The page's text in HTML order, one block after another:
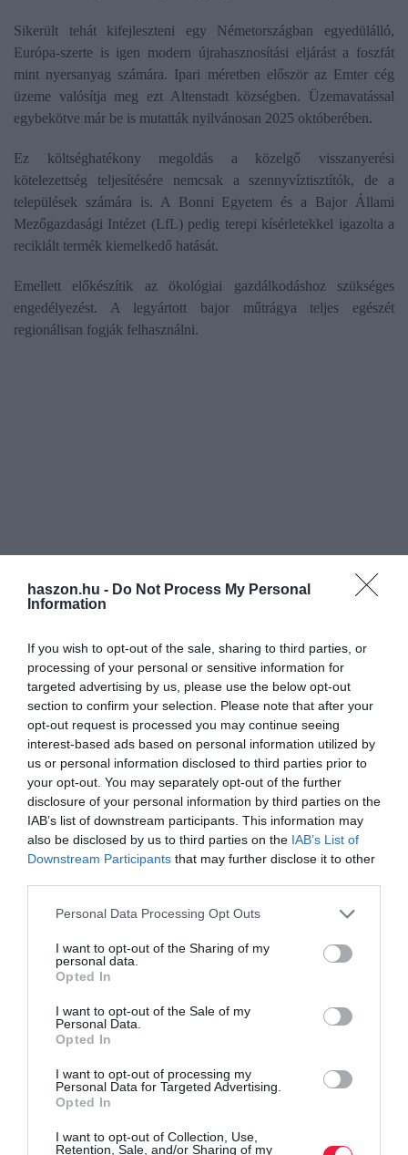
haszon.hu - Do Not Process My Personal
Information
If you wish to opt-out of the sale, sharing to third parties, or
processing of your personal or sensitive information for
targeted advertising by us, please use the below opt-out
section to confirm your selection. Please note that after your
opt-out request is processed you may continue seeing
interest-based ads based on personal information utilized by
us or personal information disclosed to third parties prior to
your opt-out. You may separately opt-out of the further
disclosure of your personal information by third parties on the
IAB’s list of downstream participants. This information may
also be disclosed by us to third parties on the IAB’s List of
Downstream Participants that may further disclose it to other
Please note that this website/app uses one or more Google
not limited to your visit or usage behaviour. You may click to
grant or deny consent to Google and its third-party tags to
use your data for below specified purposes in below Google
consent section.
Personal Data Processing Opt Outs
I want to opt-out of the Sharing of my
personal data.
Opted In
I want to opt-out of the Sale of my
Personal Data.
Opted In
I want to opt-out of processing my
Personal Data for Targeted Advertising.
Opted In
I want to opt-out of Collection, Use,
Retention, Sale, and/or Sharing of my
Sikerült tehát kifejleszteni egy Németországban egyedülálló,
Európa-szerte is igen modern újrahasznosítási eljárást a foszfát
mint nyersanyag számára. Ipari méretben először az Emter cég
üzeme valósítja meg ezt Altenstadt községben. Üzemavatással
egybekötve már be is mutatták nyilvánosan 2025 októberében.
Ez költséghatékony megoldás a közelgő visszanyerési
kötelezettség teljesítésére nemcsak a szennyvíztisztítók, de a
települések számára is. A Bonni Egyetem és a Bajor Állami
Mezőgazdasági Intézet (LfL) pedig terepi kísérletekkel igazolta a
reciklált termék kiemelkedő hatását.
Emellett előkészítik az ökológiai gazdálkodáshoz szükséges
engedélyezést. A legyártott bajor műtrágya teljes egészét
regionálisan fogják felhasználni.
villámokkal „kicsiklandozzák” a levegőből az ammóniát.
Ehhez pedig nem kell sok energia, sem fosszilis
oxigénjét és nitrogénjét plazma állapotba hozva a
nitrogén-oxid molekulákat egy membrános elektrolizáló
cellába vezetik. Mivel így az ammónia eleve gáz
halmazállapotú, könnyű kinyerni. Így elkerülhető a
folyadékban való oldódás és az azt követő leválasztás.
Tehát a módszer sokkal olcsóbb, egyszerűbb és tisztább,
mint a Haber–Bosch-eljárás.
Olvasd el ezt is!
A gazdáknak kedvezhetnek a műtrágyapiaci
változások
szoftver készítőinek
foszfát műtrágya szennyvíz
foszfor